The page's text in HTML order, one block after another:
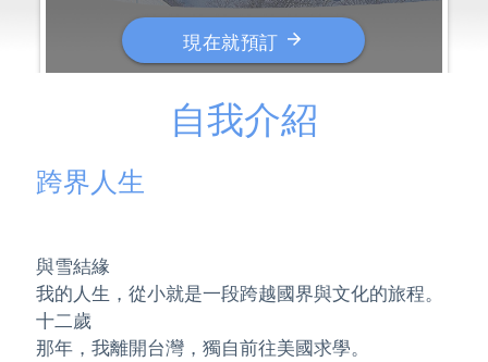
現在就預訂 arrow_forward
自我介紹
跨界人生
與雪結緣
我的人生，從小就是一段跨越國界與文化的旅程。
十二歲
那年，我離開台灣，獨自前往美國求學。